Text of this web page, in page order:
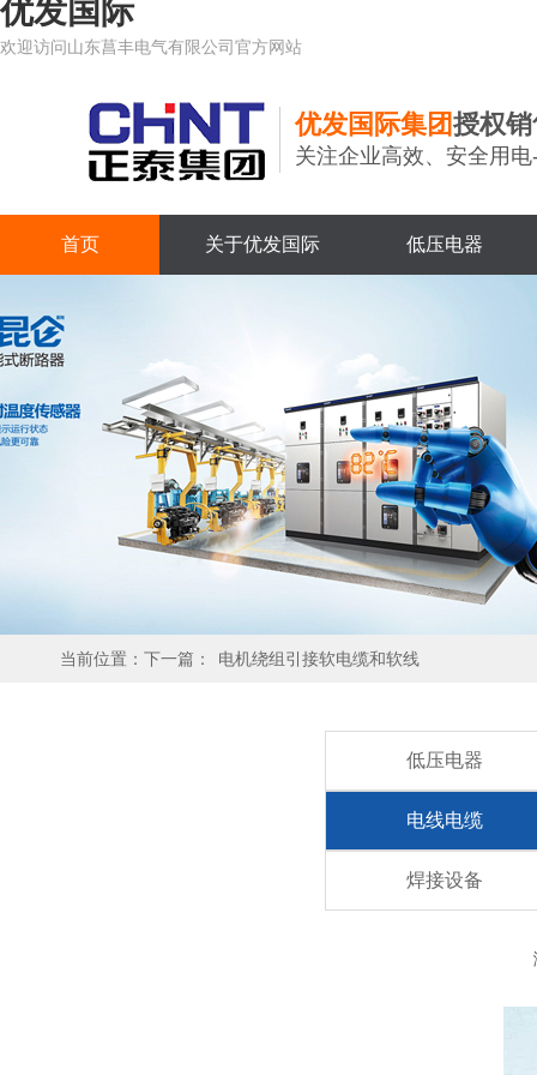
优发国际
欢迎访问山东菖丰电气有限公司官方网站
优发国际集团授权
关注企业高效、安全用
首页 关于优发国际 低压电器
当前位置：下一篇： 电机绕组引接软电缆和软线
低压电器
电线电缆
焊接设备